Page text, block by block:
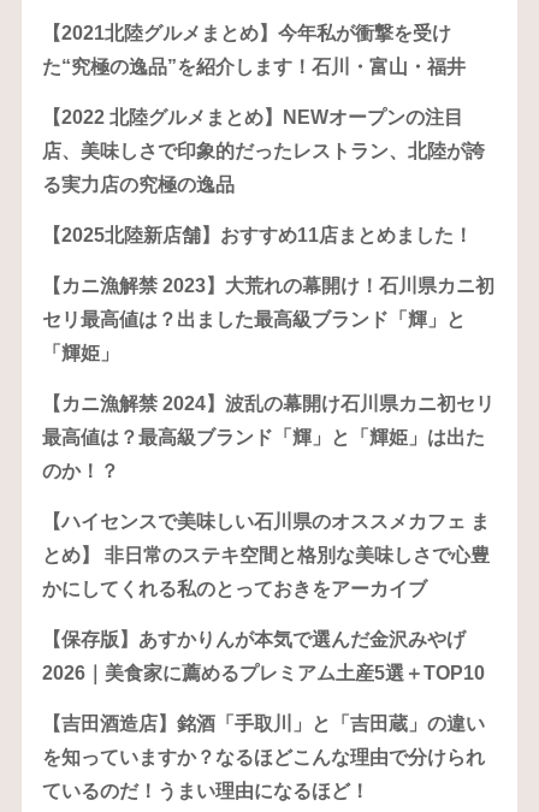
【2021北陸グルメまとめ】今年私が衝撃を受け
た“究極の逸品”を紹介します！石川・富山・福井
【2022 北陸グルメまとめ】NEWオープンの注目
店、美味しさで印象的だったレストラン、北陸が誇
る実力店の究極の逸品
【2025北陸新店舗】おすすめ11店まとめました！
【カニ漁解禁 2023】大荒れの幕開け！石川県カニ初
セリ最高値は？出ました最高級ブランド「輝」と
「輝姫」
【カニ漁解禁 2024】波乱の幕開け石川県カニ初セリ
最高値は？最高級ブランド「輝」と「輝姫」は出た
のか！？
【ハイセンスで美味しい石川県のオススメカフェ ま
とめ】 非日常のステキ空間と格別な美味しさで心豊
かにしてくれる私のとっておきをアーカイブ
【保存版】あすかりんが本気で選んだ金沢みやげ
2026｜美食家に薦めるプレミアム土産5選＋TOP10
【吉田酒造店】銘酒「手取川」と「吉田蔵」の違い
を知っていますか？なるほどこんな理由で分けられ
ているのだ！うまい理由になるほど！